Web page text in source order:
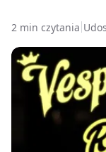
2 min czytania